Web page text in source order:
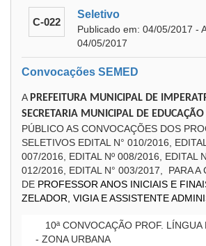
C-022
Seletivo
Publicado em: 04/05/2017 -
04/05/2017
Convocações SEMED
A PREFEITURA MUNICIPAL DE
SECRETARIA MUNICIPAL DE
PÚBLICO AS CONVOCAÇÕES DOS
SELETIVOS EDITAL N° 010/2016,
007/2016, EDITAL Nº 008/2016, EDITAL
012/2016, EDITAL N° 003/2017, PARA A
DE PROFESSOR ANOS INICIAIS E
ZELADOR, VIGIA E ASSISTENTE
10ª CONVOCAÇÃO PROF. LÍNGUA
- ZONA URBANA